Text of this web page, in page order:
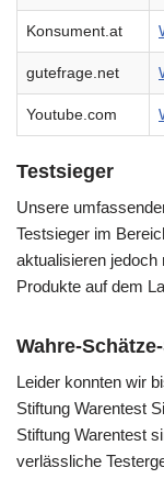
Konsument.at
gutefrage.net
Youtube.com
Testsieger
Unsere
Testsieger im
aktualisieren jedoch
Produkte auf dem
Wahre-
Leider konnten wir
Stiftung Warentest
Stiftung Warentest
verlässliche